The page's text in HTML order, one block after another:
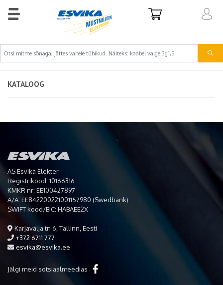
KATALOOG
AS Esvika Elekter
Registrikood: 10166316
KMKR nr: EE100427897
A/A: EE842200221001157980 (Swedbank)
SWIFT kood/BIC: HABAEE2X
Karjavälja tn 6, Tallinn, Eesti
+372 6711 777
esvika@esvika.ee
Jälgi meid sotsiaalmeedias